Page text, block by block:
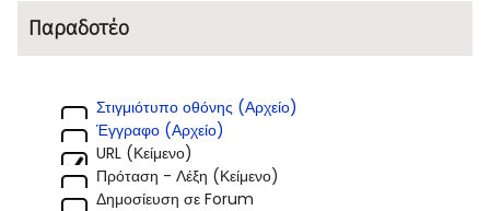
Παραδοτέο
Στιγμιότυπο οθόνης (Αρχείο)
Έγγραφο (Αρχείο)
URL (Κείμενο)
Πρόταση - Λέξη (Κείμενο)
Δημοσίευση σε Forum